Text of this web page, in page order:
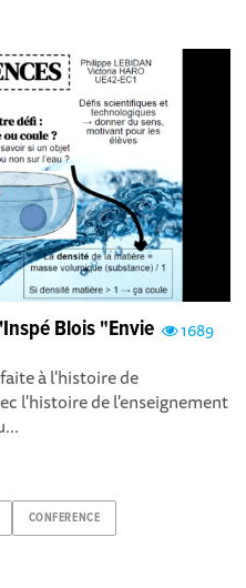
1689
Blois "Envie
à l'histoire de
l'histoire de l'enseignement
CONFERENCE